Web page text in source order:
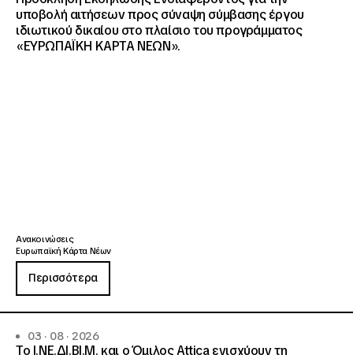
υποβολή αιτήσεων προς σύναψη σύμβασης έργου
ιδιωτικού δικαίου στο πλαίσιο του προγράμματος
«ΕΥΡΩΠΑΪΚΗ ΚΑΡΤΑ ΝΕΩΝ».
Ανακοινώσεις
Ευρωπαϊκή Κάρτα Νέων
Περισσότερα
03 · 08 · 2026
Το Ι.ΝΕ.ΔΙ.ΒΙ.Μ. και o Όμιλος Attica ενισχύουν τη